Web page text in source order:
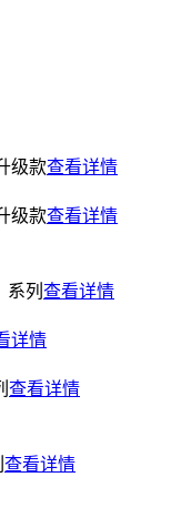
级款查看详情
级款查看详情
系列 查看详情
详情
查看详情
查看详情